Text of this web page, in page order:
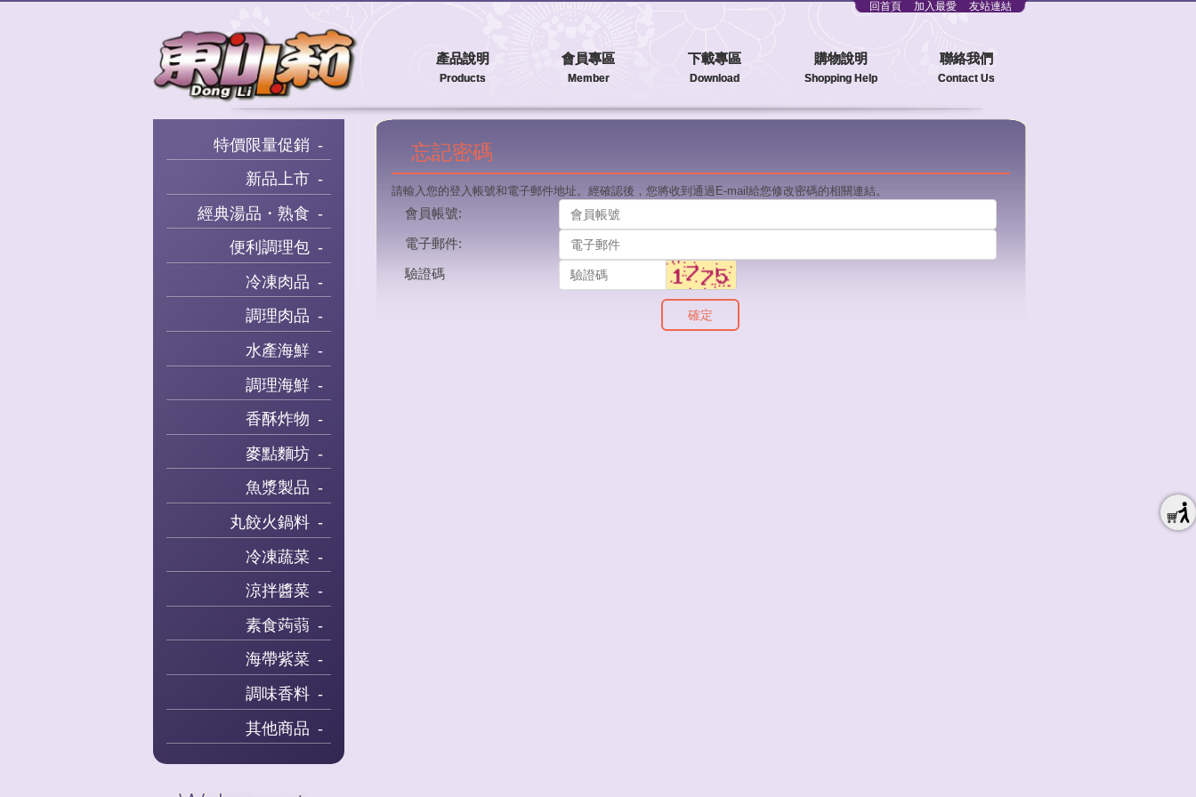
回首頁 加入最愛 友站連結
產品說明
Products
會員專區
Member
下載專區
Download
購物說明
Shopping Help
聯絡我們
Contact Us
特價限量促銷
新品上市
經典湯品・熟食
便利調理包
冷凍肉品
調理肉品
水產海鮮
調理海鮮
香酥炸物
麥點麵坊
魚漿製品
丸餃火鍋料
冷凍蔬菜
涼拌醬菜
素食蒟蒻
海帶紫菜
調味香料
其他商品
忘記密碼
請輸入您的登入帳號和電子郵件地址。經確認後，您將收到通過E-mail給您修改密碼的相關連結。
會員帳號:
電子郵件:
驗證碼
確定